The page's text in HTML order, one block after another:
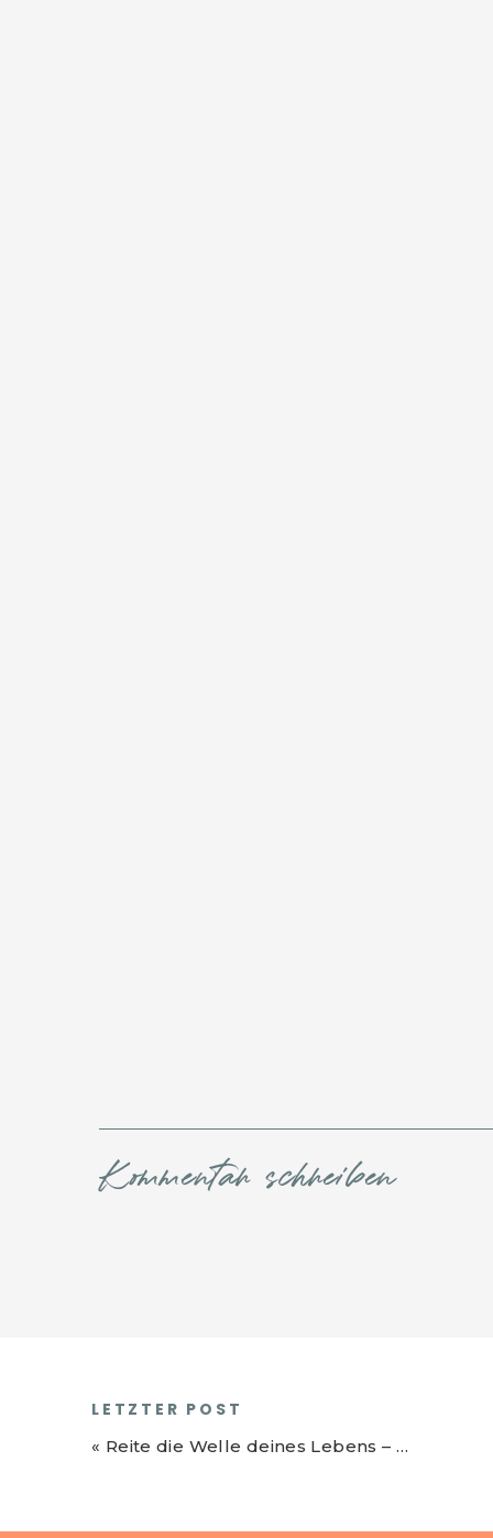
Kommentar schreiben
« Reite die Welle deines Lebens – meine 8 Surf-Weisheiten
LETZTER POST